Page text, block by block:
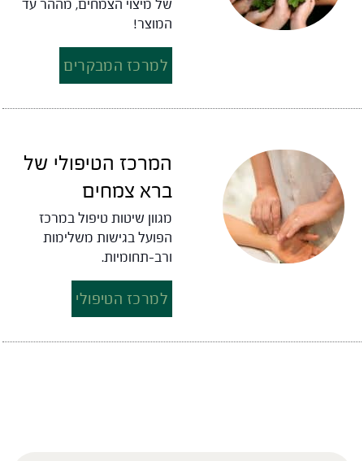
של מיצוי הצמחים, מההר עד
המוצר!
למרכז המבקרים
המרכז הטיפולי של
ברא צמחים
מגוון שיטות טיפול במרכז
הפועל בגישות משלימות
ורב-תחומיות.
למרכז הטיפולי